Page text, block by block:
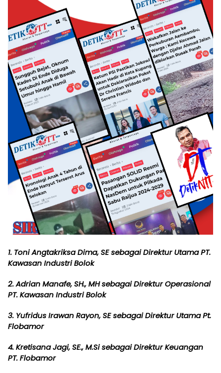
1. Toni Angtakriksa Dima, SE sebagai Direktur Utama PT.
Kawasan Industri Bolok
2. Adrian Manafe, SH., MH sebagai Direktur Operasional
PT. Kawasan Industri Bolok
3. Yufridus Irawan Rayon, SE sebagai Direktur Utama Pt.
Flobamor
4. Kretisana Jagi, SE., M.Si sebagai Direktur Keuangan
PT. Flobamor